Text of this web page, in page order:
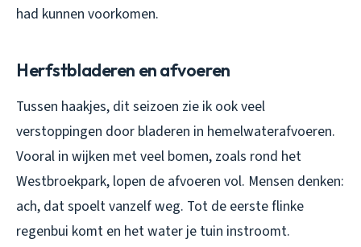
had kunnen voorkomen.
Herfstbladeren en afvoeren
Tussen haakjes, dit seizoen zie ik ook veel
verstoppingen door bladeren in hemelwaterafvoeren.
Vooral in wijken met veel bomen, zoals rond het
Westbroekpark, lopen de afvoeren vol. Mensen denken:
ach, dat spoelt vanzelf weg. Tot de eerste flinke
regenbui komt en het water je tuin instroomt.